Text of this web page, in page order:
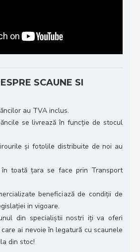
SCAUNE SI
au TVA inclus.
se livrează în funcție de stocul
și fotolile distribuite de noi au
în toată țara se face prin Transport
beneficiază de condiții de
in vigoare.
din specialiștii nostri iți va oferi
ai nevoie în legatură cu scaunele
din stoc!